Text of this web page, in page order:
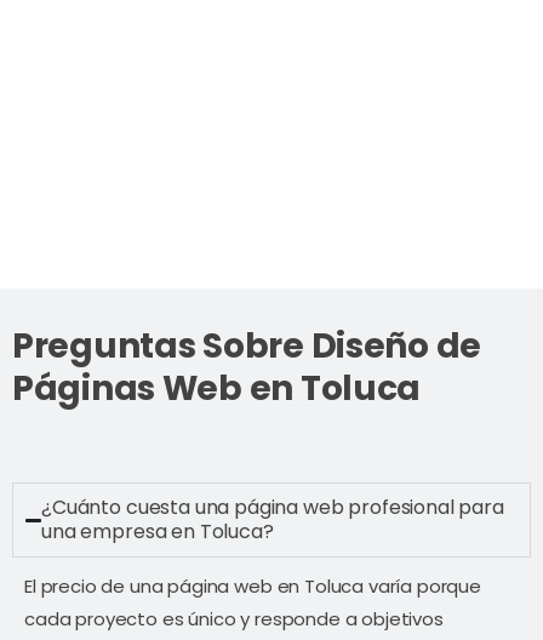
Preguntas Sobre Diseño de
Páginas Web en Toluca
¿Cuánto cuesta una página web profesional para
una empresa en Toluca?
El precio de una página web en Toluca varía porque
cada proyecto es único y responde a objetivos